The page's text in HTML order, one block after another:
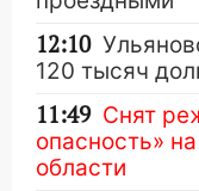
12:10
120 тысяч
11:49 Снят
опасность»
области